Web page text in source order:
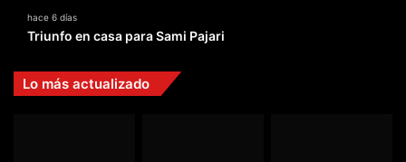
hace 6 días
Triunfo en casa para Sami Pajari
Lo más actualizado